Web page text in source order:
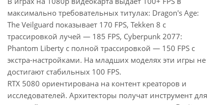
максимально требовательных титулах: Dragon's Age:
The Veilguard показывает 170 FPS, Tekken 8 с
трассировкой лучей — 185 FPS, Cyberpunk 2077:
Phantom Liberty с полной трассировкой — 150 FPS с
экстра-настройками. На младших моделях эти игры не
достигают стабильных 100 FPS.
RTX 5080 ориентирована на контент креаторов и
исследователей. Архитекторы получат инструмент для